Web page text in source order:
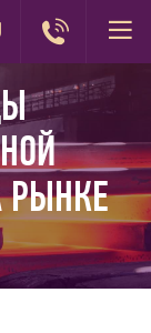
РЫНКЕ